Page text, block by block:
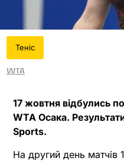
Теніс
WTA
17 жовтня відбулись
WTA Осака.
Sports.
На другий день матчів